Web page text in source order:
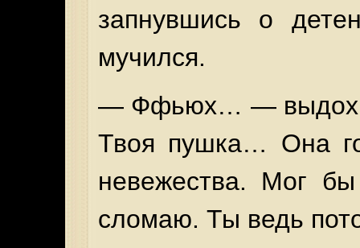
запнувшись о
мучился.
— Ффьюх… —
Твоя пушка… Она
невежества. Мог
сломаю. Ты ведь